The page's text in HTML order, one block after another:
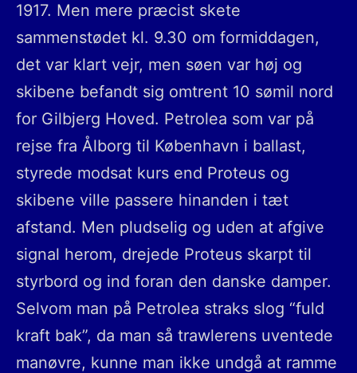
1917. Men mere præcist skete
sammenstødet kl. 9.30 om formiddagen,
det var klart vejr, men søen var høj og
skibene befandt sig omtrent 10 sømil nord
for Gilbjerg Hoved. Petrolea som var på
rejse fra Ålborg til København i ballast,
styrede modsat kurs end Proteus og
skibene ville passere hinanden i tæt
afstand. Men pludselig og uden at afgive
signal herom, drejede Proteus skarpt til
styrbord og ind foran den danske damper.
Selvom man på Petrolea straks slog “fuld
kraft bak”, da man så trawlerens uventede
manøvre, kunne man ikke undgå at ramme